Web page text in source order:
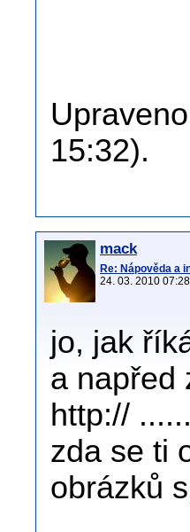
15:32).
mack
Re: Nápověda a
24. 03. 2010 07:28
jo, jak
a napřed
http://
zda se ti
obrázků